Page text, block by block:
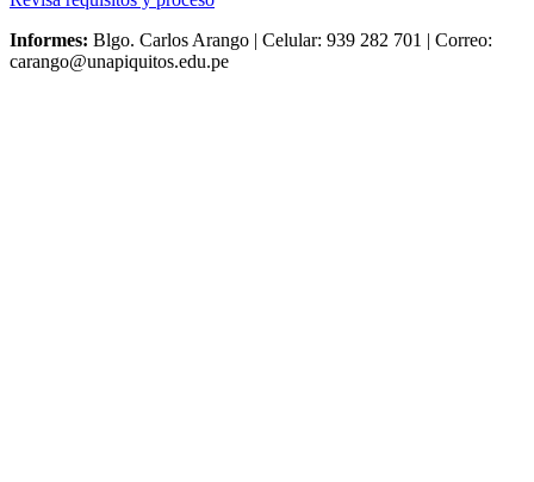
Informes: Blgo. Carlos Arango | Celular: 939 282 701 | Correo:
carango@unapiquitos.edu.pe